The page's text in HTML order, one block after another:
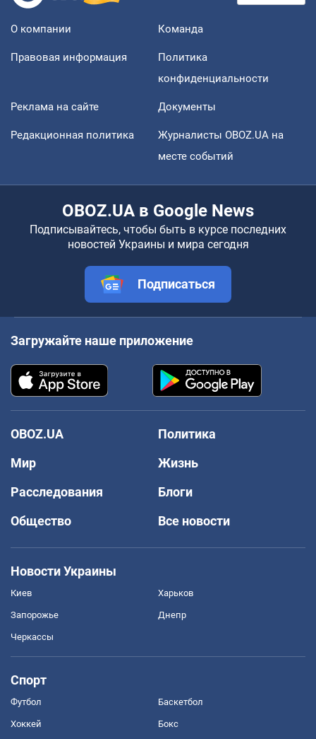
О компании Команда
Правовая информация
Политика
конфиденциальности
Реклама на сайте Документы
Редакционная политика
Журналисты OBOZ.UA на
месте событий
OBOZ.UA в Google News
Подписывайтесь, чтобы быть в курсе последних
новостей Украины и мира сегодня
Подписаться
Загружайте наше приложение
OBOZ.UA
Политика
Мир
Жизнь
Расследования
Блоги
Общество
Все новости
Новости Украины
Киев Харьков
Запорожье Днепр
Черкассы
Спорт
Футбол Баскетбол
Хоккей Бокс